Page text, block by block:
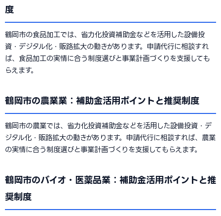
度
鶴岡市の食品加工では、省力化投資補助金などを活用した設備投
資・デジタル化・販路拡大の動きがあります。申請代行に相談すれ
ば、食品加工の実情に合う制度選びと事業計画づくりを支援しても
らえます。
鶴岡市の農業業：補助金活用ポイントと推奨制度
鶴岡市の農業では、省力化投資補助金などを活用した設備投資・デ
ジタル化・販路拡大の動きがあります。申請代行に相談すれば、農業
の実情に合う制度選びと事業計画づくりを支援してもらえます。
鶴岡市のバイオ・医薬品業：補助金活用ポイントと推
奨制度